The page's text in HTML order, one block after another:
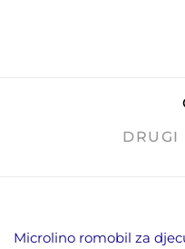
DRUGI
Microlino romobil za